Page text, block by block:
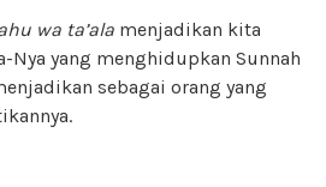
wa ta’ala menjadikan kita
Nya yang menghidupkan Sunnah
sebagai orang yang